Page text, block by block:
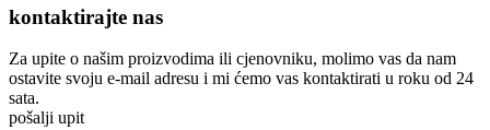
kontaktirajte nas
Za upite o našim proizvodima ili cjenovniku, molimo vas da nam
ostavite svoju e-mail adresu i mi ćemo vas kontaktirati u roku od 24
sata.
pošalji upit